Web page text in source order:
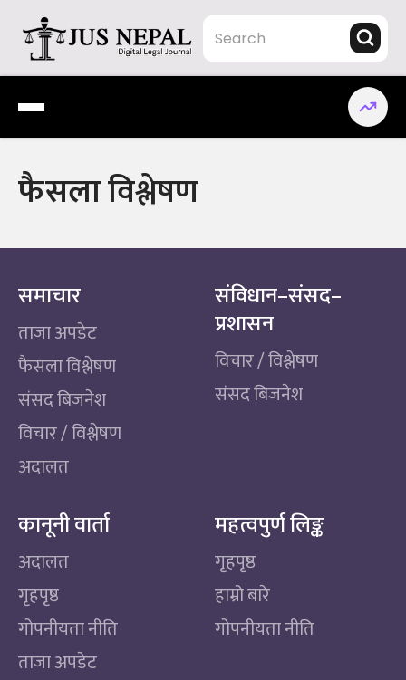
content
Jus Nepal | www.jusnepal.com
Digital Legal Journal
फैसला विश्लेषण
समाचार
ताजा अपडेट
फैसला विश्लेषण
संसद बिजनेश
विचार / विश्लेषण
अदालत
संविधान–संसद–
प्रशासन
विचार / विश्लेषण
संसद बिजनेश
कानूनी वार्ता
अदालत
गृहपृष्ठ
गोपनीयता नीति
ताजा अपडेट
महत्वपुर्ण लिङ्क
गृहपृष्ठ
हाम्रो बारे
गोपनीयता नीति